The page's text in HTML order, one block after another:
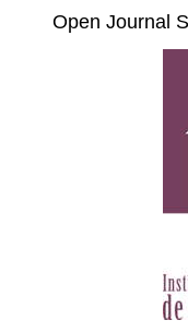
Open Journal